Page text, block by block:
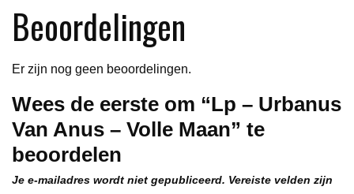
aantal
Beoordelingen
Er zijn nog geen beoordelingen.
Wees de eerste om “Lp – Urbanus
Van Anus – Volle Maan” te
beoordelen
Je e-mailadres wordt niet gepubliceerd. Vereiste velden zijn